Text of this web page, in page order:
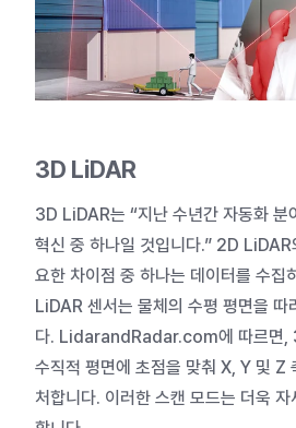
3D LiDAR
3D LiDAR는 “지난 수년간 자동화 분
혁신 중 하나일 것입니다.” 2D
요한 차이점 중 하나는 데이터를 수집
LiDAR 센서는 물체의 수평 평면을 따
다. LidarandRadar.com에 따르면,
수직적 평면에 초점을 맞춰 X, Y 및 Z
처합니다. 이러한 스캔 모드는 더욱